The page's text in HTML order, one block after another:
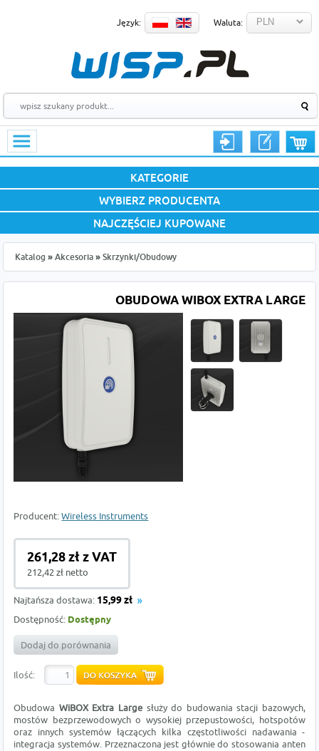
Język: Waluta:
KATEGORIE
WYBIERZ PRODUCENTA
NAJCZĘŚCIEJ KUPOWANE
Katalog » Akcesoria » Skrzynki/Obudowy
OBUDOWA WIBOX EXTRA LARGE
Producent:Wireless Instruments
261,28 zł z VAT
212,42 zł netto
Najtańsza dostawa: 15,99 zł
Dostępność: Dostępny
Dodaj do porównania
Ilość:
Obudowa WiBOX Extra Large służy do budowania stacji bazowych,
mostów bezprzewodowych o wysokiej przepustowości, hotspotów
oraz innych systemów łączących kilka częstotliwości nadawania -
integracja systemów. Przeznaczona jest głównie do stosowania anten